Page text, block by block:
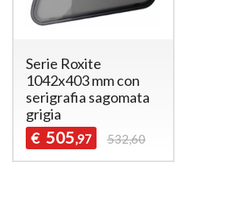
Serie Roxite
1042x403 mm con
serigrafia sagomata
grigia
€ 505,97 532,60